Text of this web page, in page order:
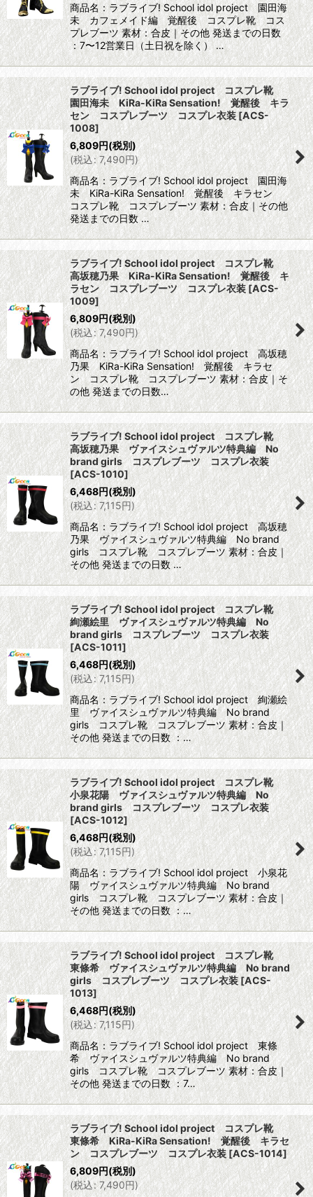
商品名：ラブライブ! School idol project 園田海
未 カフェメイド編 覚醒後 コスプレ靴 コス
プレブーツ 素材：合皮｜その他 発送までの日数
：7〜12営業日（土日祝を除く） …
ラブライブ! School idol project コスプレ靴
園田海未 KiRa-KiRa Sensation! 覚醒後 キラ
セン コスプレブーツ コスプレ衣装 [ACS-
1008]
6,809円(税別)
(税込: 7,490円)
商品名：ラブライブ! School idol project 園田海
未 KiRa-KiRa Sensation! 覚醒後 キラセン
コスプレ靴 コスプレブーツ 素材：合皮｜その他
発送までの日数 …
ラブライブ! School idol project コスプレ靴
高坂穂乃果 KiRa-KiRa Sensation! 覚醒後 キ
ラセン コスプレブーツ コスプレ衣装[ACS-
1009]
6,809円(税別)
(税込: 7,490円)
商品名：ラブライブ! School idol project 高坂穂
乃果 KiRa-KiRa Sensation! 覚醒後 キラセ
ン コスプレ靴 コスプレブーツ 素材：合皮｜そ
の他 発送までの日数…
ラブライブ! School idol project コスプレ靴
高坂穂乃果 ヴァイスシュヴァルツ特典編 No
brand girls コスプレブーツ コスプレ衣装
[ACS-1010]
6,468円(税別)
(税込: 7,115円)
商品名：ラブライブ! School idol project 高坂穂
乃果 ヴァイスシュヴァルツ特典編 No brand
girls コスプレ靴 コスプレブーツ 素材：合皮｜
その他 発送までの日数 …
ラブライブ! School idol project コスプレ靴
絢瀬絵里 ヴァイスシュヴァルツ特典編 No
brand girls コスプレブーツ コスプレ衣装
[ACS-1011]
6,468円(税別)
(税込: 7,115円)
商品名：ラブライブ! School idol project 絢瀬絵
里 ヴァイスシュヴァルツ特典編 No brand
girls コスプレ靴 コスプレブーツ 素材：合皮｜
その他 発送までの日数 ：…
ラブライブ! School idol project コスプレ靴
小泉花陽 ヴァイスシュヴァルツ特典編 No
brand girls コスプレブーツ コスプレ衣装
[ACS-1012]
6,468円(税別)
(税込: 7,115円)
商品名：ラブライブ! School idol project 小泉花
陽 ヴァイスシュヴァルツ特典編 No brand
girls コスプレ靴 コスプレブーツ 素材：合皮｜
その他 発送までの日数 ：…
ラブライブ! School idol project コスプレ靴
東條希 ヴァイスシュヴァルツ特典編 No brand
girls コスプレブーツ コスプレ衣装[ACS-
1013]
6,468円(税別)
(税込: 7,115円)
商品名：ラブライブ! School idol project 東條
希 ヴァイスシュヴァルツ特典編 No brand
girls コスプレ靴 コスプレブーツ 素材：合皮｜
その他 発送までの日数 ：7…
ラブライブ! School idol project コスプレ靴
東條希 KiRa-KiRa Sensation! 覚醒後 キラセ
ン コスプレブーツ コスプレ衣装 [ACS-1014]
6,809円(税別)
(税込: 7,490円)